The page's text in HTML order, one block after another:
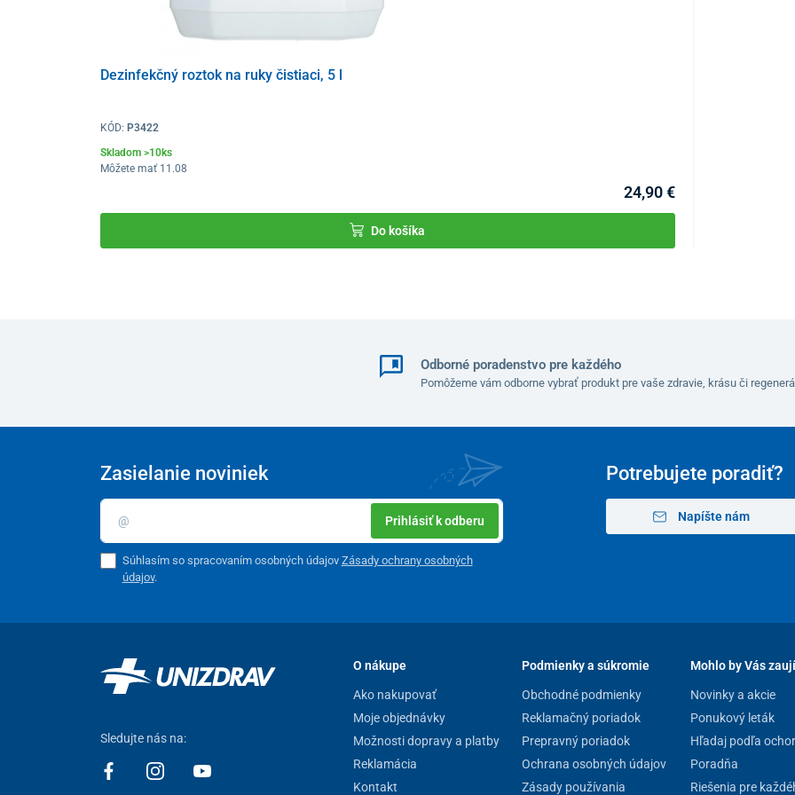
Dezinfekčný roztok na ruky čistiaci, 5 l
KÓD: P3422
Skladom >10ks
Môžete mať 11.08
24,90 €
Do košíka
Odborné poradenstvo pre každého
Pomôžeme vám odborne vybrať produkt pre vaše zdravie, krásu či
Potrebujete poradiť?
Napíšte nám
Zasielanie noviniek
Prihlásiť k odberu
Súhlasím so spracovaním osobných údajov Zásady ochrany osobných
údajov.
Sledujte nás na:
O nákupe
Ako nakupovať
Moje objednávky
Možnosti dopravy a platby
Reklamácia
Kontakt
Podmienky a súkromie
Obchodné podmienky
Reklamačný poriadok
Prepravný poriadok
Ochrana osobných údajov
Zásady používania
Mohlo by Vás
Novinky a akcie
Ponukový leták
Hľadaj podľa
Poradňa
Riešenia pre